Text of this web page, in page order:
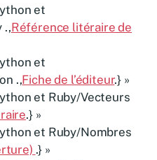
et
.,Référence litéraire de
et
.,Fiche de l’éditeur.} »
et Ruby/Vecteurs
.} »
et Ruby/Nombres
.} »